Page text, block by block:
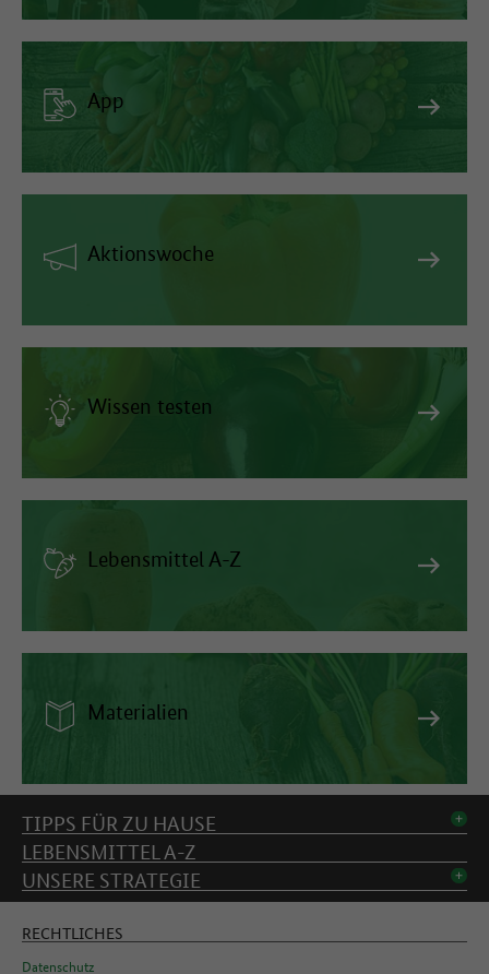
App
Aktionswoche
Wissen testen
Lebensmittel A-Z
Materialien
Inhaltsverzeichnis
TIPPS FÜR ZU HAUSE
LEBENSMITTEL A-Z
UNSERE STRATEGIE
RECHTLICHES
Datenschutz